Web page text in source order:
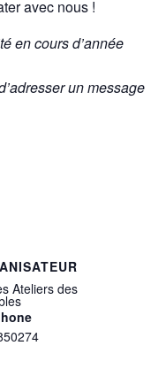
avec nous !
en cours d’année
un message
Ateliers des